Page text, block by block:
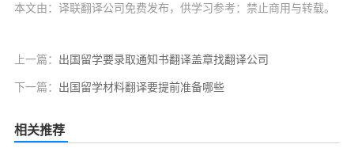
本文由：译联翻译公司免费发布，供学习参考：禁止商用与转载。
上一篇： 出国留学要录取通知书翻译盖章找翻译公司
下一篇： 出国留学材料翻译要提前准备哪些
相关推荐